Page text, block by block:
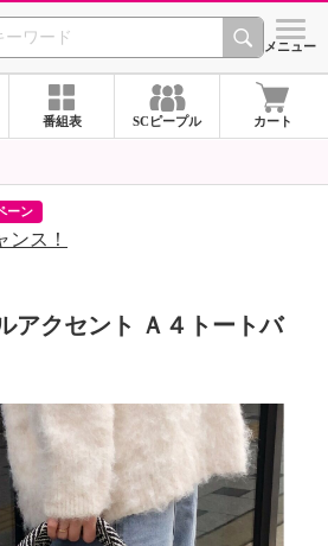
CHANNEL シメニュー
番組表 SCピープル カート
ーン
ンス！
アクセント Ａ４トートバ